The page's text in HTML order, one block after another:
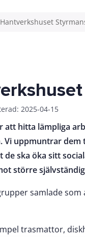
Hantverkshuset
2025-04-15
att hitta lämpliga
Vi uppmuntrar dem
de ska öka sitt
större
samlade
trasmattor,